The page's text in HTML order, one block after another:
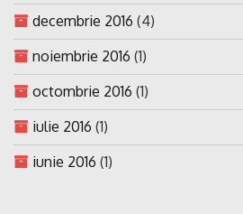
decembrie 2016 (4)
noiembrie 2016 (1)
octombrie 2016 (1)
iulie 2016 (1)
iunie 2016 (1)